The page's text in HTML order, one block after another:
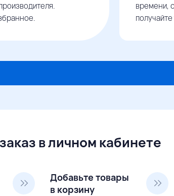
времени,
в личном кабинете
Добавьте товары
в корзину